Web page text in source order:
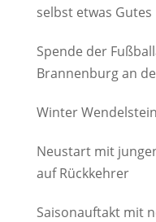
selbst etwas Gutes
Spende der
Brannenburg an
Winter
Neustart mit
auf Rückkehrer
Saisonauftakt mit